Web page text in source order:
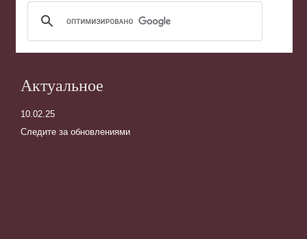
Актуальное
10.02.25
Следите за обновлениями